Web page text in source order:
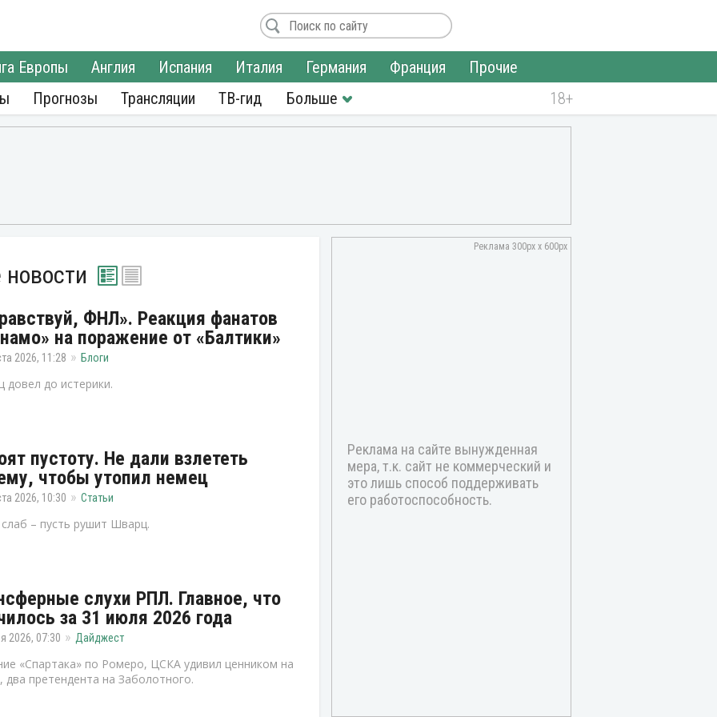
Европы Англия Испания Италия Германия Франция
Прочие
Прогнозы Трансляции ТВ-гид
ФНЛ». Реакция фанатов
на поражение от «Балтики»
2026, 11:28 Блоги
довел до истерики.
пустоту. Не дали взлететь
чтобы утопил немец
2026, 10:30 Статьи
слаб – пусть рушит Шварц.
слухи РПЛ. Главное, что
за 31 июля 2026 года
2026, 07:30 Дайджест
«Спартака» по Ромеро, ЦСКА удивил ценником на
два претендента на Заболотного.